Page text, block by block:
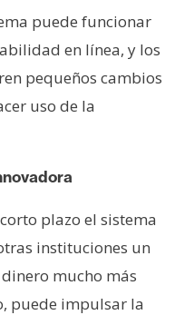
puede funcionar
en línea, y los
pequeños cambios
uso de la
plazo el sistema
instituciones un
mucho más
puede impulsar la